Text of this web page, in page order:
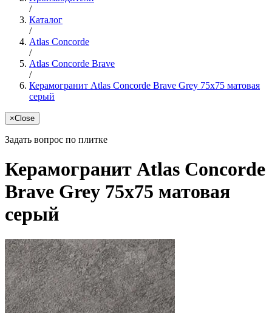
/
Каталог
/
Atlas Concorde
/
Atlas Concorde Brave
/
Керамогранит Atlas Concorde Brave Grey 75x75 матовая
серый
×Close
Задать вопрос по плитке
Керамогранит Atlas Concorde
Brave Grey 75x75 матовая
серый